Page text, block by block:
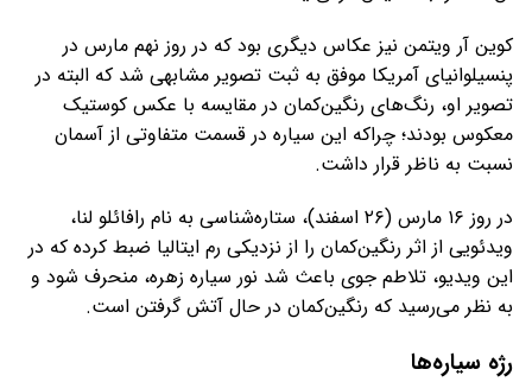
کوین آر ویتمن نیز عکاس دیگری بود که در روز نهم مارس در
پنسیلوانیای آمریکا موفق به ثبت تصویر مشابهی شد که البته در
تصویر او، رنگ‌های رنگین‌کمان در مقایسه با عکس کوستیک
معکوس بودند؛ چراکه این سیاره در قسمت متفاوتی از آسمان
نسبت به ناظر قرار داشت.
در روز ۱۶ مارس (۲۶ اسفند)، ستاره‌شناسی به نام رافائلو لنا،
ویدئویی از اثر رنگین‌کمان را از نزدیکی رم ایتالیا ضبط کرده که در
این ویدیو، تلاطم جوی باعث شد نور سیاره زهره، منحرف شود و
به نظر می‌رسید که رنگین‌کمان در حال آتش گرفتن است.
رژه سیاره‌ها